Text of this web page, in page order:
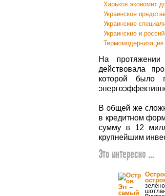
Харьков экономит
Украинское
Украинские
Украинские и
Термомодернизация
На
действовала
которой было
В общей же
в кредитном
сумму в 12
крупнейшим
Это интересно ...